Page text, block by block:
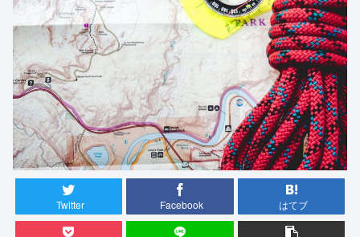
Twitter Facebook はてブ